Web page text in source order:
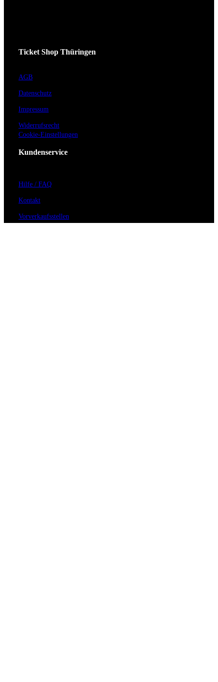
Ticket Shop Thüringen
AGB
Datenschutz
Impressum
Widerrufsrecht
Cookie-Einstellungen
Kundenservice
Hilfe / FAQ
Kontakt
Vorverkaufsstellen